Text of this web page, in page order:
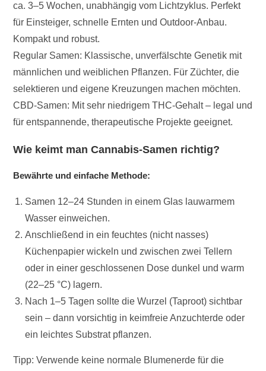
ca. 3–5 Wochen, unabhängig vom Lichtzyklus. Perfekt
für Einsteiger, schnelle Ernten und Outdoor-Anbau.
Kompakt und robust.
Regular Samen: Klassische, unverfälschte Genetik mit
männlichen und weiblichen Pflanzen. Für Züchter, die
selektieren und eigene Kreuzungen machen möchten.
CBD-Samen: Mit sehr niedrigem THC-Gehalt – legal und
für entspannende, therapeutische Projekte geeignet.
Wie keimt man Cannabis-Samen richtig?
Bewährte und einfache Methode:
Samen 12–24 Stunden in einem Glas lauwarmem
Wasser einweichen.
Anschließend in ein feuchtes (nicht nasses)
Küchenpapier wickeln und zwischen zwei Tellern
oder in einer geschlossenen Dose dunkel und warm
(22–25 °C) lagern.
Nach 1–5 Tagen sollte die Wurzel (Taproot) sichtbar
sein – dann vorsichtig in keimfreie Anzuchterde oder
ein leichtes Substrat pflanzen.
Tipp: Verwende keine normale Blumenerde für die